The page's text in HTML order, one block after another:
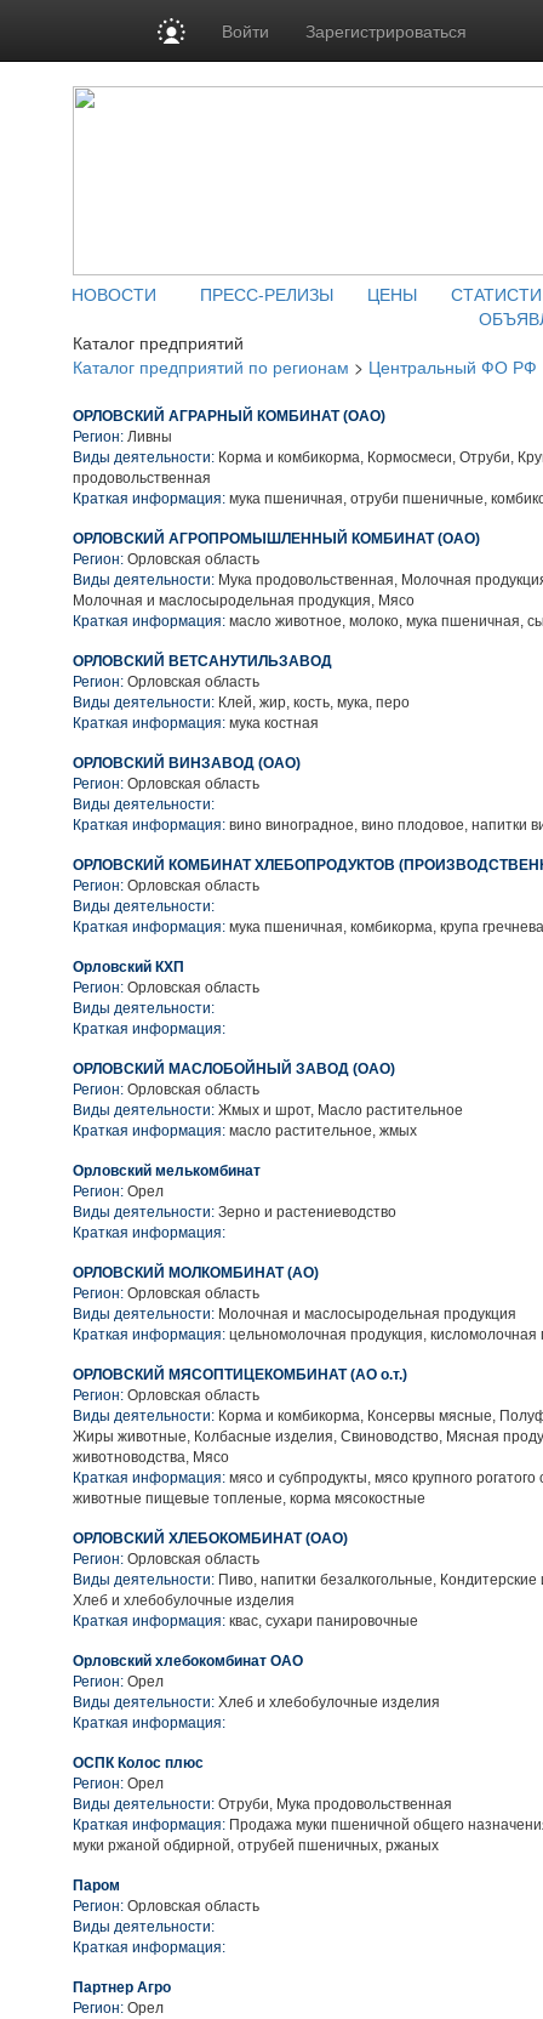
Войти Зарегистрироваться
НОВОСТИ ПРЕСС-РЕЛИЗЫ ЦЕНЫ
Каталог предприятий
Каталог предприятий по регионам > Центральный ФО РФ
ОРЛОВСКИЙ АГРАРНЫЙ КОМБИНАТ (ОАО)
Регион: Ливны
Виды деятельности: Корма и комбикорма, Кормосмеси, Отруби,
продовольственная
Краткая информация: мука пшеничная, отруби пшеничные,
ОРЛОВСКИЙ АГРОПРОМЫШЛЕННЫЙ КОМБИНАТ (ОАО)
Регион: Орловская область
Виды деятельности: Мука продовольственная, Молочная
Молочная и маслосыродельная продукция, Мясо
Краткая информация: масло животное, молоко, мука пшеничная,
ОРЛОВСКИЙ ВЕТСАНУТИЛЬЗАВОД
Регион: Орловская область
Виды деятельности: Клей, жир, кость, мука, перо
Краткая информация: мука костная
ОРЛОВСКИЙ ВИНЗАВОД (ОАО)
Регион: Орловская область
Виды деятельности:
Краткая информация: вино виноградное, вино плодовое, напитки
ОРЛОВСКИЙ КОМБИНАТ ХЛЕБОПРОДУКТОВ
Регион: Орловская область
Виды деятельности:
Краткая информация: мука пшеничная, комбикорма, крупа
Орловский КХП
Регион: Орловская область
Виды деятельности:
Краткая информация:
ОРЛОВСКИЙ МАСЛОБОЙНЫЙ ЗАВОД (ОАО)
Регион: Орловская область
Виды деятельности: Жмых и шрот, Масло растительное
Краткая информация: масло растительное, жмых
Орловский мелькомбинат
Регион: Орел
Виды деятельности: Зерно и растениеводство
Краткая информация:
ОРЛОВСКИЙ МОЛКОМБИНАТ (АО)
Регион: Орловская область
Виды деятельности: Молочная и маслосыродельная продукция
Краткая информация: цельномолочная продукция, кисломолочная
ОРЛОВСКИЙ МЯСОПТИЦЕКОМБИНАТ (АО о.т.)
Регион: Орловская область
Виды деятельности: Корма и комбикорма, Консервы мясные,
Жиры животные, Колбасные изделия, Свиноводство, Мясная
животноводства, Мясо
Краткая информация: мясо и субпродукты, мясо крупного рогатого
животные пищевые топленые, корма мясокостные
ОРЛОВСКИЙ ХЛЕБОКОМБИНАТ (ОАО)
Регион: Орловская область
Виды деятельности: Пиво, напитки безалкогольные,
Хлеб и хлебобулочные изделия
Краткая информация: квас, сухари панировочные
Орловский хлебокомбинат ОАО
Регион: Орел
Виды деятельности: Хлеб и хлебобулочные изделия
Краткая информация:
ОСПК Колос плюс
Регион: Орел
Виды деятельности: Отруби, Мука продовольственная
Краткая информация: Продажа муки пшеничной общего
муки ржаной обдирной, отрубей пшеничных, ржаных
Паром
Регион: Орловская область
Виды деятельности:
Краткая информация:
Партнер Агро
Регион: Орел